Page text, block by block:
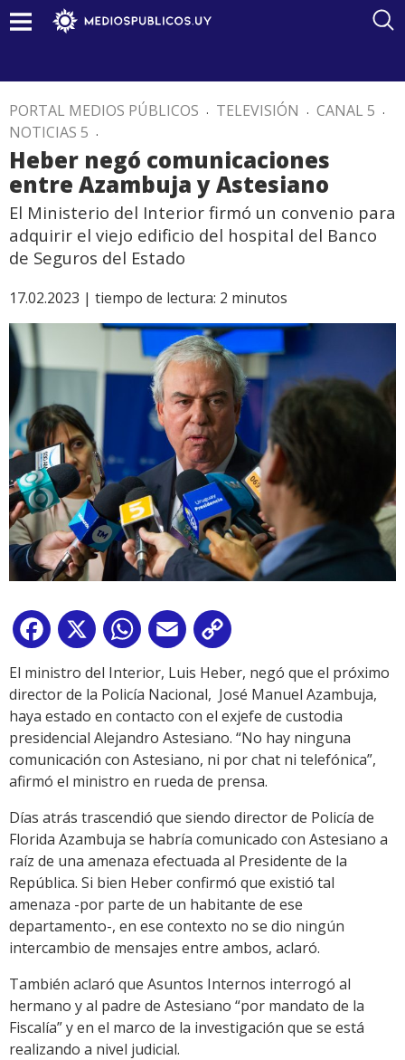
PORTAL MEDIOS PÚBLICOS . TELEVISIÓN . CANAL 5 .
NOTICIAS 5 .
Heber negó comunicaciones
entre Azambuja y Astesiano
El Ministerio del Interior firmó un convenio para
adquirir el viejo edificio del hospital del Banco
de Seguros del Estado
17.02.2023 | tiempo de lectura: 2 minutos
Facebook
X WhatsApp
Email
Link
El ministro del Interior, Luis Heber, negó que el próximo
director de la Policía Nacional, José Manuel Azambuja,
haya estado en contacto con el exjefe de custodia
presidencial Alejandro Astesiano. “No hay ninguna
comunicación con Astesiano, ni por chat ni telefónica”,
afirmó el ministro en rueda de prensa.
Días atrás trascendió que siendo director de Policía de
Florida Azambuja se habría comunicado con Astesiano a
raíz de una amenaza efectuada al Presidente de la
República. Si bien Heber confirmó que existió tal
amenaza -por parte de un habitante de ese
departamento-, en ese contexto no se dio ningún
intercambio de mensajes entre ambos, aclaró.
También aclaró que Asuntos Internos interrogó al
hermano y al padre de Astesiano “por mandato de la
Fiscalía” y en el marco de la investigación que se está
realizando a nivel judicial.